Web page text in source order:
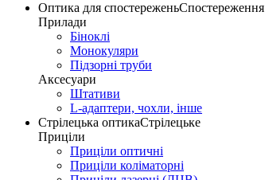
Оптика для спостереженьСпостереження
Прилади
Біноклі
Монокуляри
Підзорні труби
Аксесуари
Штативи
L-адаптери, чохли, інше
Стрілецька оптикаСтрілецьке
Приціли
Приціли оптичні
Приціли коліматорні